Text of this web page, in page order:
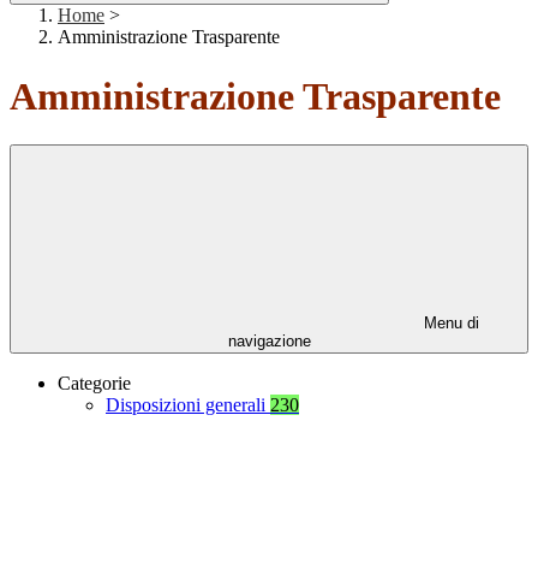
Home >
Amministrazione Trasparente
Amministrazione Trasparente
Menu di
navigazione
Categorie
Disposizioni generali 230